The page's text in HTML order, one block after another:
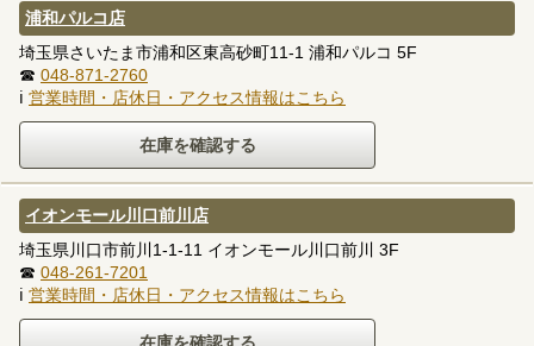
浦和パルコ店
埼玉県さいたま市浦和区東高砂町11-1 浦和パルコ 5F
☎ 048-871-2760
ℹ 営業時間・店休日・アクセス情報はこちら
イオンモール川口前川店
埼玉県川口市前川1-1-11 イオンモール川口前川 3F
☎ 048-261-7201
ℹ 営業時間・店休日・アクセス情報はこちら